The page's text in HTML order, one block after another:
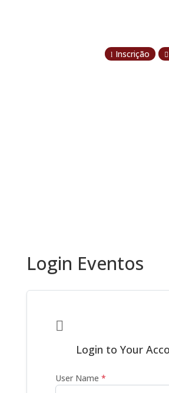
l Inscrição 
Login Eventos

Login to Your
User Name *